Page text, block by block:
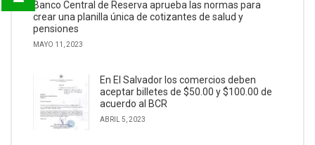
Banco Central de Reserva aprueba las normas para
crear una planilla única de cotizantes de salud y
pensiones
MAYO 11, 2023
En El Salvador los comercios deben
aceptar billetes de $50.00 y $100.00 de
acuerdo al BCR
ABRIL 5, 2023